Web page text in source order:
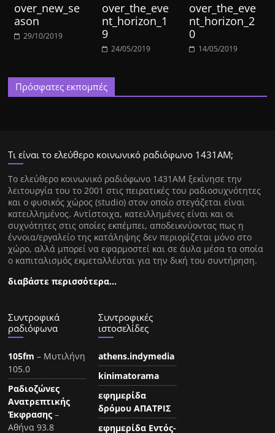
over_new_se
ason
29/10/2019
over_the_eve
nt_horizon_1
9
24/05/2019
over_the_eve
nt_horizon_2
0
14/05/2019
Πρόσφατες εκπομπές
Τι είναι το ελεύθερο κοινωνικό ραδιόφωνο 1431ΑΜ;
Tο ελεύθερο κοινωνικό ραδιόφωνο 1431AM ξεκίνησε την
λειτουργία του το 2001 στις πειρατικές του ραδιοσυχνότητες
και ο φυσικός χώρος (studio) στον οποίο στεγάζεται είναι
κατειλλημένος. Αντίστοιχα, κατειλλημένες είναι και οι
συχνότητες στις οποίες εκπέμπει, αποδεικνύοντας πως η
έννοια/εργαλείο της κατάληψης δεν περιορίζεται μόνο στο
χώρο, αλλά μπορεί να εφαρμοστεί και σε άυλα μέσα τα οποία
ο καπιταλισμός εκμεταλλέυται για την δική του συντήρηση.
διαβάστε περισσότερα…
Συντροφικά
ραδιόφωνα
105fm – Μυτιλήνη
105.0
Ραδιοζώνες
Ανατρεπτικής
Έκφρασης –
Αθήνα 93.8
Συντροφικές
ιστοσελίδες
athens.indymedia
kinimatorama
εφημερίδα
δρόμου ΑΠΑΤΡΙΣ
εφημερίδα Εντός-